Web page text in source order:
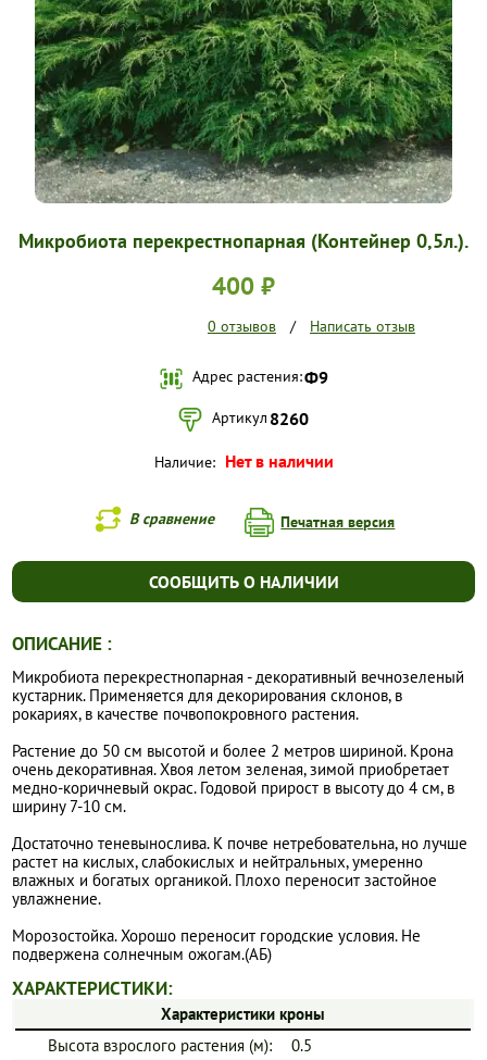
УСЛОВИЯ РАБОТЫ
КОНТАКТЫ
Микробиота перекрестнопарная (Контейнер 0,5л.).
400 ₽
0 отзывов / Написать отзыв
Адрес растения:Ф9
Артикул 8260
Наличие: Нет в наличии
В сравнение Печатная версия
СООБЩИТЬ О НАЛИЧИИ
ОПИСАНИЕ :
Микробиота перекрестнопарная - декоративный вечнозеленый
кустарник. Применяется для декорирования склонов, в
рокариях, в качестве почвопокровного растения.
Растение до 50 см высотой и более 2 метров шириной. Крона
очень декоративная. Хвоя летом зеленая, зимой приобретает
медно-коричневый окрас. Годовой прирост в высоту до 4 см, в
ширину 7-10 см.
Достаточно теневынослива. К почве нетребовательна, но лучше
растет на кислых, слабокислых и нейтральных, умеренно
влажных и богатых органикой. Плохо переносит застойное
увлажнение.
Морозостойка. Хорошо переносит городские условия. Не
подвержена солнечным ожогам.(АБ)
ХАРАКТЕРИСТИКИ:
Характеристики кроны
Высота взрослого растения (м):
0.5